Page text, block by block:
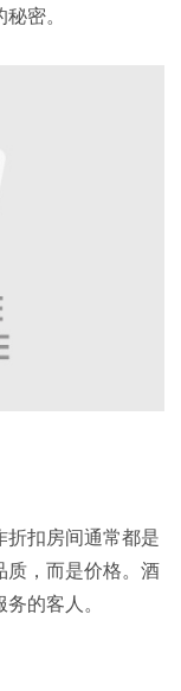
密。
扣房间通常都是
质，而是价格。酒
的客人。